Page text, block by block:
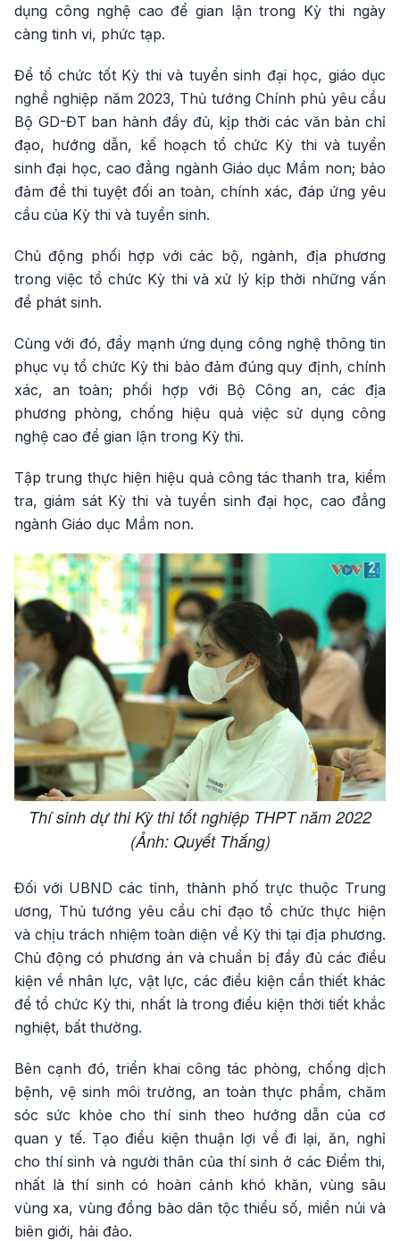
dụng công nghệ cao để gian lận trong Kỳ thi ngày
càng tinh vi, phức tạp.
Để tổ chức tốt Kỳ thi và tuyển sinh đại học, giáo dục
nghề nghiệp năm 2023, Thủ tướng Chính phủ yêu cầu
Bộ GD-ĐT ban hành đầy đủ, kịp thời các văn bản chỉ
đạo, hướng dẫn, kế hoạch tổ chức Kỳ thi và tuyển
sinh đại học, cao đẳng ngành Giáo dục Mầm non; bảo
đảm đề thi tuyệt đối an toàn, chính xác, đáp ứng yêu
cầu của Kỳ thi và tuyển sinh.
Chủ động phối hợp với các bộ, ngành, địa phương
trong việc tổ chức Kỳ thi và xử lý kịp thời những vấn
đề phát sinh.
Cùng với đó, đẩy mạnh ứng dụng công nghệ thông tin
phục vụ tổ chức Kỳ thi bảo đảm đúng quy định, chính
xác, an toàn; phối hợp với Bộ Công an, các địa
phương phòng, chống hiệu quả việc sử dụng công
nghệ cao để gian lận trong Kỳ thi.
Tập trung thực hiện hiệu quả công tác thanh tra, kiểm
tra, giám sát Kỳ thi và tuyển sinh đại học, cao đẳng
ngành Giáo dục Mầm non.
Thí sinh dự thi Kỳ thi tốt nghiệp THPT năm 2022
(Ảnh: Quyết Thắng)
Đối với UBND các tỉnh, thành phố trực thuộc Trung
ương, Thủ tướng yêu cầu chỉ đạo tổ chức thực hiện
và chịu trách nhiệm toàn diện về Kỳ thi tại địa phương.
Chủ động có phương án và chuẩn bị đầy đủ các điều
kiện về nhân lực, vật lực, các điều kiện cần thiết khác
để tổ chức Kỳ thi, nhất là trong điều kiện thời tiết khắc
nghiệt, bất thường.
Bên cạnh đó, triển khai công tác phòng, chống dịch
bệnh, vệ sinh môi trường, an toàn thực phẩm, chăm
sóc sức khỏe cho thí sinh theo hướng dẫn của cơ
quan y tế. Tạo điều kiện thuận lợi về đi lại, ăn, nghỉ
cho thí sinh và người thân của thí sinh ở các Điểm thi,
nhất là thí sinh có hoàn cảnh khó khăn, vùng sâu
vùng xa, vùng đồng bào dân tộc thiểu số, miền núi và
biên giới, hải đảo.